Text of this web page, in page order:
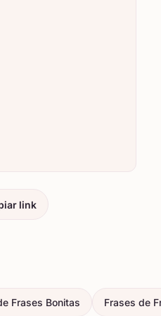
link
Frases Bonitas Frases de